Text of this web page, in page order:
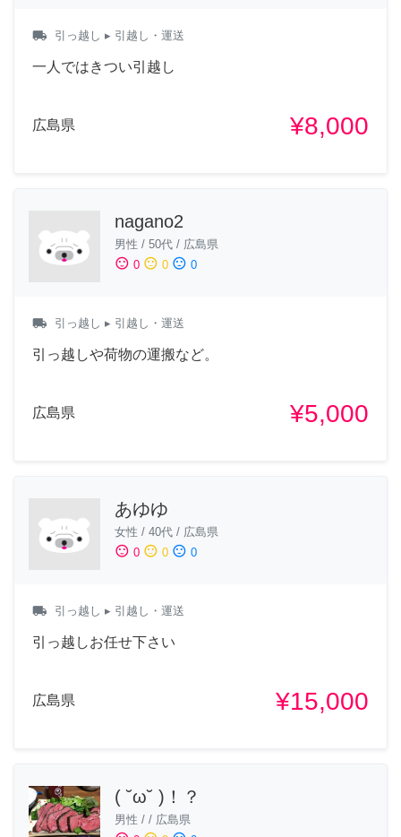
local_shipping 引っ越し ▸ 引越し・運送
一人ではきつい引越し
広島県 ¥8,000
nagano2
男性 / 50代 / 広島県
sentiment_satisfied 0 sentiment_neutral 0 sentiment_dissatisfied 0
local_shipping 引っ越し ▸ 引越し・運送
引っ越しや荷物の運搬など。
広島県 ¥5,000
あゆゆ
女性 / 40代 / 広島県
sentiment_satisfied 0 sentiment_neutral 0 sentiment_dissatisfied 0
local_shipping 引っ越し ▸ 引越し・運送
引っ越しお任せ下さい
広島県 ¥15,000
( ˘ω˘ )！？
男性 / / 広島県